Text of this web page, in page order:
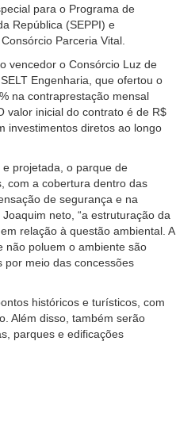
para o Programa de
República (SEPPI) e
Parceria Vital.
vencedor o Consórcio Luz de
Engenharia, que ofertou o
na contraprestação mensal
valor inicial do contrato é de R$
investimentos diretos ao longo
projetada, o parque de
com a cobertura dentro das
de segurança e na
neto, “a estruturação da
relação à questão ambiental. A
não poluem o ambiente são
meio das concessões
históricos e turísticos, com
Além disso, também serão
parques e edificações